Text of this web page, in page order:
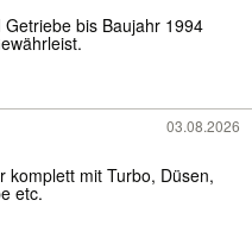
Getriebe bis Baujahr 1994
03.08.2026
komplett mit Turbo, Düsen,
etc.